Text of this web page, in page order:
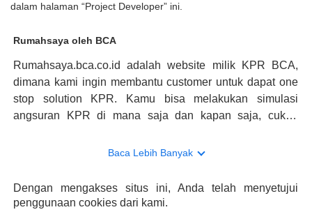
dalam halaman “Project Developer” ini.
Rumahsaya oleh BCA
Rumahsaya.bca.co.id adalah website milik KPR BCA,
dimana kami ingin membantu customer untuk dapat one
stop solution KPR. Kamu bisa melakukan simulasi
angsuran KPR di mana saja dan kapan saja, cukup
konsultasi mengenai KPR, maka ada layanan live chat
memberikan keuntungan yang berlipat, persyaratan
pengajuan KPR BCA juga sangat mudah, kamu bisa cek
Baca Lebih Banyak
Dengan mengakses situs ini, Anda telah menyetujui
penggunaan cookies dari kami.